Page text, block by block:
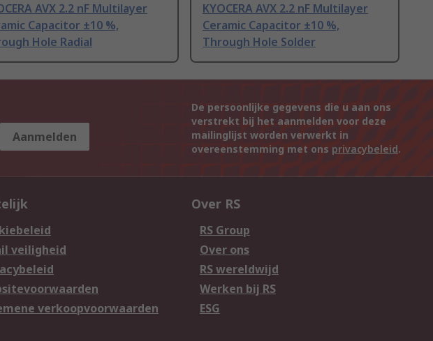
AVX 2.2 nF Multilayer
Capacitor ±10 %,
Hole Radial
KYOCERA AVX 2.2 nF Multilayer
Ceramic Capacitor ±10 %,
Through Hole Solder
Aanmelden
De persoonlijke gegevens die u aan ons
verstrekt bij het aanmelden voor deze
mailinglijst worden verwerkt in
overeenstemming met ons privacybeleid.
veiligheid
verkoopvoorwaarden
Over RS
RS Group
Over ons
RS wereldwijd
Werken bij RS
ESG